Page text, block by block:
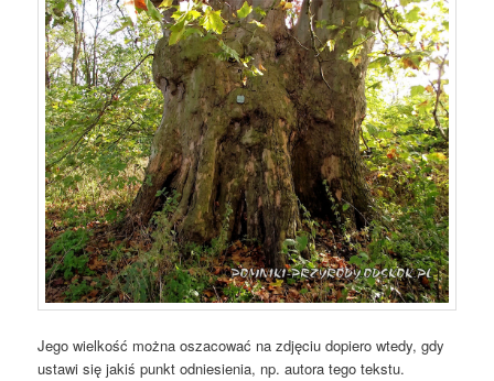
Jego wielkość można oszacować na zdjęciu dopiero wtedy, gdy
ustawi się jakiś punkt odniesienia, np. autora tego tekstu.